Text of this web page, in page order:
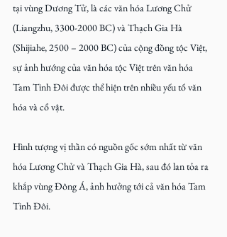
tại vùng Dương Tử, là các văn hóa Lương Chử
(Liangzhu, 3300-2000 BC) và Thạch Gia Hà
(Shijiahe, 2500 – 2000 BC) của cộng đồng tộc Việt,
sự ảnh hướng của văn hóa tộc Việt trên văn hóa
Tam Tinh Đôi được thể hiện trên nhiều yếu tố văn
hóa và cổ vật.
Hình tượng vị thần có nguồn gốc sớm nhất từ văn
hóa Lương Chử và Thạch Gia Hà, sau đó lan tỏa ra
khắp vùng Đông Á, ảnh hưởng tới cả văn hóa Tam
Tinh Đôi.